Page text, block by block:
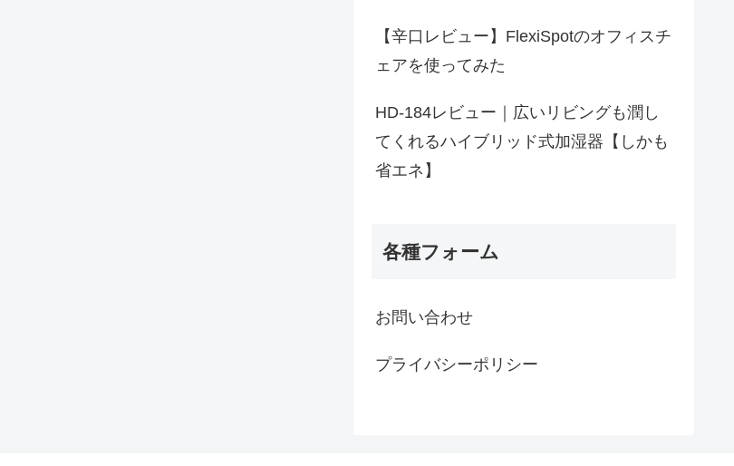
【辛口レビュー】FlexiSpotのオフィスチ
ェアを使ってみた
HD-184レビュー｜広いリビングも潤し
てくれるハイブリッド式加湿器【しかも
省エネ】
各種フォーム
お問い合わせ
プライバシーポリシー